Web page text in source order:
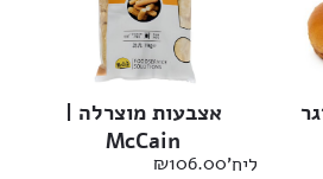
אצבעות מוצרלה |
McCain
ליח' ₪106.00